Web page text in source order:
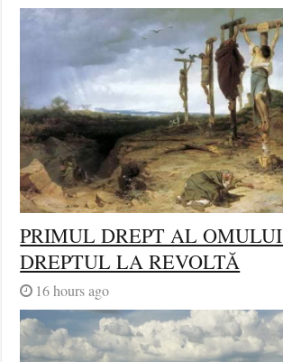
PRIMUL DREPT AL
DREPTUL LA REVOLTĂ
16 hours ago